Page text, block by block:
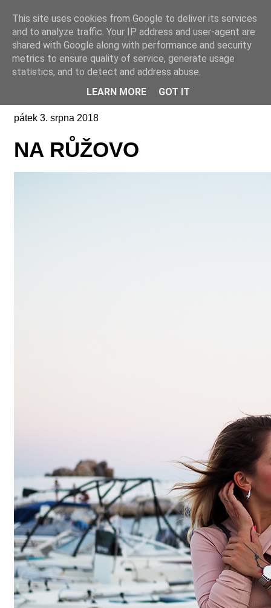
Online casino CZ
pátek 3. srpna 2018
NA RŮŽOVO
This site uses cookies from Google to deliver its services
and to analyze traffic. Your IP address and user-agent are
shared with Google along with performance and security
metrics to ensure quality of service, generate usage
statistics, and to detect and address abuse.
LEARN MORE
GOT IT